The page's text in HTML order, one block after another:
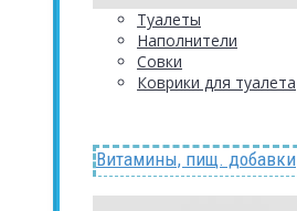
Туалеты
Наполнители
Совки
Коврики для туалета
Витамины, пищ. добавки